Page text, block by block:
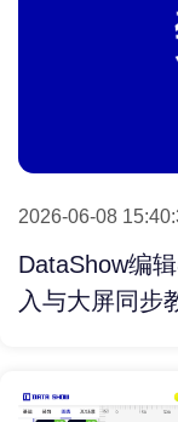
2026-06-08
DataShow编
入与大屏同步